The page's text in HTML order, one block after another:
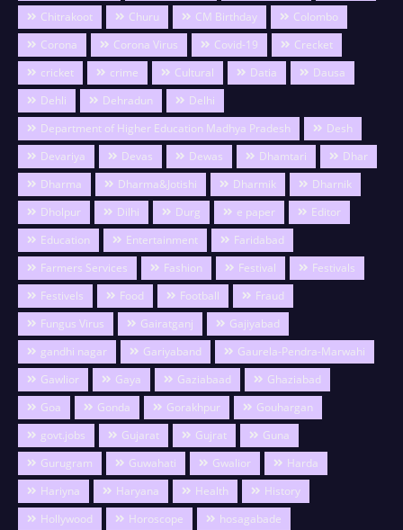
Chitrakoot
Churu CM Birthday
Colombo
Corona
Corona Virus Covid-19
Crecket
cricket
crime Cultural Datia
Dausa
Dehli
Dehradun
Delhi
Department of Higher Education Madhya Pradesh
Desh
Devariya
Devas Dewas Dhamtari
Dhar
Dharma
Dharma&Jotishi Dharmik
Dharnik
Dholpur
Dilhi Durg e paper
Editor
Education
Entertainment
Faridabad
Farmers Services
Fashion Festival
Festivals
Festivels
Food Football
Fraud
Fungus Virus
Gairatganj
Gajiyabad
gandhi nagar
Gariyaband
Gaurela-Pendra-Marwahi
Gawlior
Gaya Gaziabaad
Ghaziabad
Goa
Gonda Gorakhpur
Gouhargan
govt.jobs
Gujarat Gujrat
Guna
Gurugram
Guwahati Gwalior
Harda
Hariyna
Haryana Health
History
Hollywood
Horoscope
hosagabade